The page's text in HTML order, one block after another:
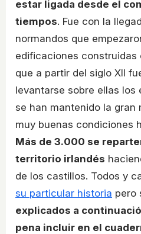
estar ligada desde el
tiempos. Fue con la
normandos que
edificaciones construidas
que a partir del siglo XII
levantarse sobre ellas los
se han mantenido la gran
muy buenas condiciones
Más de 3.000 se
territorio irlandés
de los castillos. Todos y
su particular historia pero
explicados a
pena incluir en el